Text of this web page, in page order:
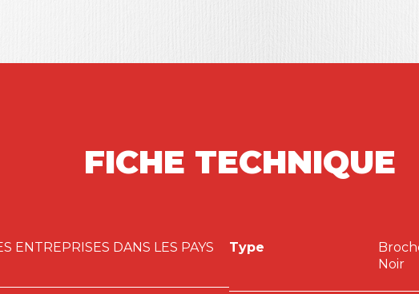
FICHE TECHNIQUE
ENTREPRISES DANS LES PAYS
Type
Noir